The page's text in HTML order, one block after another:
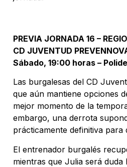
PREVIA JORNADA 16 –
CD JUVENTUD
Sábado, 19:00 horas –
Las burgalesas del CD
que aún mantiene opciones
mejor momento de la
embargo, una derrota
prácticamente definitiva para
El entrenador burgalés
mientras que Julia será